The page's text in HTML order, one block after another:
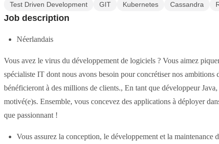
Test Driven Development
GIT Kubernetes Cassandra
Job description
Néerlandais
Vous avez le virus du développement de logiciels ? Vous aimez
spécialiste IT dont nous avons besoin pour concrétiser nos
bénéficieront à des millions de clients., En tant que développeur
motivé(e)s. Ensemble, vous concevez des applications à déployer
que passionnant !
Vous assurez la conception, le développement et la